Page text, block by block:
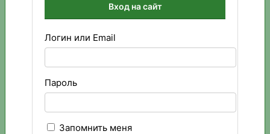
Вход на сайт
Логин или Email
Пароль
Запомнить меня